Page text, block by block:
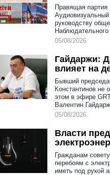
Правящая партия
руководству
Наблюдательного
05/08/2026
Гайдаржи:
влияет на
Бывший
Константинов не
этом в эфире
Валентин
05/08/2026
Власти
Гражданам
перебоям с
иметь под рукой